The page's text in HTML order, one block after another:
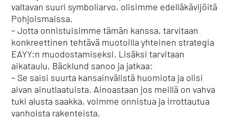
valtavan suuri symboliarvo, olisimme edelläkävijöitä
Pohjoismaissa.
– Jotta onnistuisimme tämän kanssa, tarvitaan
konkreettinen tehtävä muotoilla yhteinen strategia
EAYY:n muodostamiseksi. Lisäksi tarvitaan
aikataulu, Bäcklund sanoo ja jatkaa:
– Se saisi suurta kansainvälistä huomiota ja olisi
aivan ainutlaatuista. Ainoastaan jos meillä on vahva
tuki alusta saakka, voimme onnistua ja irrottautua
vanhoista rakenteista.